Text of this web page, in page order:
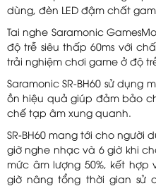
dùng, đèn LED đậm chất
Tai nghe Saramonic
độ trễ siêu thấp 60ms với
trải nghiệm chơi game ở độ
Saramonic SR-BH60 sử dụng
ồn hiệu quả giúp đảm bảo
chế tạp âm xung quanh.
SR-BH60 mang tới cho người
giờ nghe nhạc và 6 giờ khi
mức âm lượng 50%, kết hợp
giờ nâng tổng thời gian sử